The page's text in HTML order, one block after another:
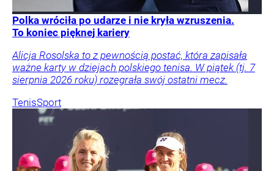
Polka wróciła po udarze i nie kryła wzruszenia.
To koniec pięknej kariery
Alicja Rosolska to z pewnością postać, która zapisała
ważne karty w dziejach polskiego tenisa. W piątek (tj. 7
sierpnia 2026 roku) rozegrała swój ostatni mecz.
TenisSport